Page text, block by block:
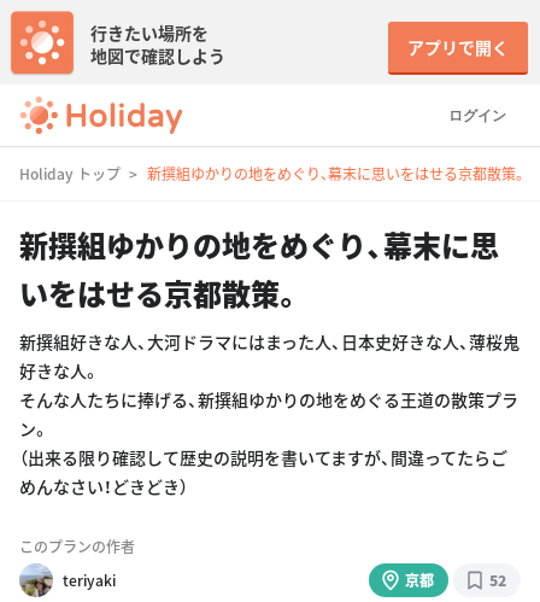
ログイン
行きたい場所を
地図で確認しよう
アプリで開く
Holiday トップ 新撰組ゆかりの地をめぐり、幕末に思いをはせる京都散策。
新撰組ゆかりの地をめぐり、幕末に思
いをはせる京都散策。
新撰組好きな人、大河ドラマにはまった人、日本史好きな人、薄桜鬼
好きな人。
そんな人たちに捧げる、新撰組ゆかりの地をめぐる王道の散策プラ
ン。
（出来る限り確認して歴史の説明を書いてますが、間違ってたらご
めんなさい！どきどき）
このプランの作者
teriyaki
京都 52